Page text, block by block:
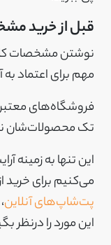
قبل از خرید
نوشتن مشخصات
مهم برای اعتماد
فروشگاه‌های
تک محصولات‌شان
این تنها به زمینه
می‌کنیم برای خرید
پت‌شاپ‌های آنلاین،
این مورد را درنظر